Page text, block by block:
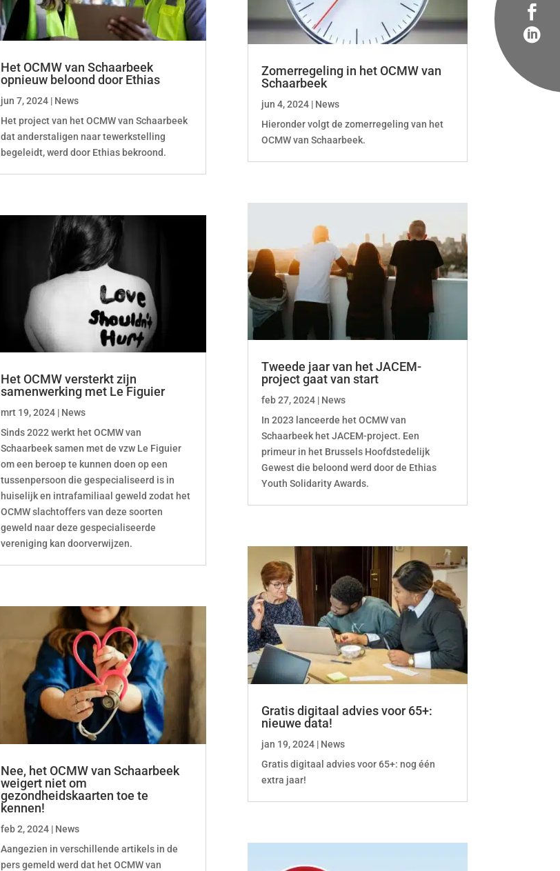
Het OCMW van Schaarbeek
opnieuw beloond door Ethias
jun 7, 2024| News
Het project van het OCMW van Schaarbeek
dat anderstaligen naar tewerkstelling
begeleidt, werd door Ethias bekroond.
Het OCMW versterkt zijn
samenwerking met Le Figuier
mrt 19, 2024| News
Sinds 2022 werkt het OCMW van
Schaarbeek samen met de vzw Le Figuier
om een beroep te kunnen doen op een
tussenpersoon die gespecialiseerd is in
huiselijk en intrafamiliaal geweld zodat het
OCMW slachtoffers van deze soorten
geweld naar deze gespecialiseerde
vereniging kan doorverwijzen.
Nee, het OCMW van Schaarbeek
weigert niet om
gezondheidskaarten toe te
kennen!
feb 2, 2024| News
Aangezien in verschillende artikels in de
pers gemeld werd dat het OCMW van
Zomerregeling in het OCMW van
Schaarbeek
jun 4, 2024| News
Hieronder volgt de zomerregeling van het
OCMW van Schaarbeek.
Tweede jaar van het JACEM-
project gaat van start
feb 27, 2024| News
In 2023 lanceerde het OCMW van
Schaarbeek het JACEM-project. Een
primeur in het Brussels Hoofdstedelijk
Gewest die beloond werd door de Ethias
Youth Solidarity Awards.
Gratis digitaal advies voor 65+:
nieuwe data!
jan 19, 2024| News
Gratis digitaal advies voor 65+: nog één
extra jaar!

